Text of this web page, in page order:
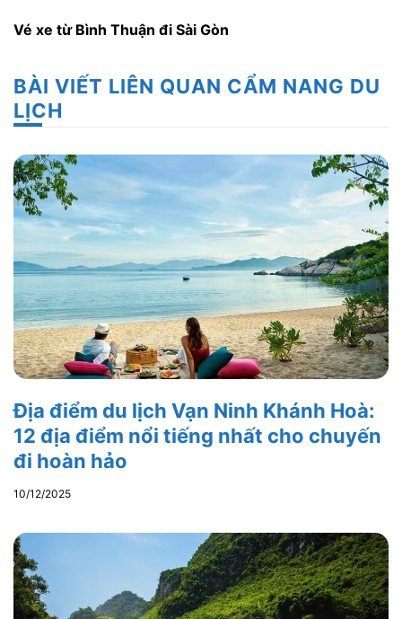
Vé xe từ Bình Thuận đi Sài Gòn
BÀI VIẾT LIÊN QUAN CẨM NANG DU
LỊCH
Địa điểm du lịch Vạn Ninh Khánh Hoà:
12 địa điểm nổi tiếng nhất cho chuyến
đi hoàn hảo
10/12/2025